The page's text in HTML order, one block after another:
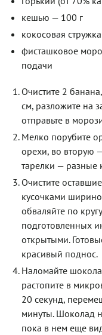
кешью — 100 г
кокосовая
фисташковое
подачи
Очистите 2
см, разложите на
отправьте в
Мелко порубите
орехи, во вторую
тарелки — разные
Очистите
кусочками
обваляйте по
подготовленных
открытыми.
красивый поднос.
Наломайте
растопите в
20 секунд,
минуты. Шоколад
пока в нем еще